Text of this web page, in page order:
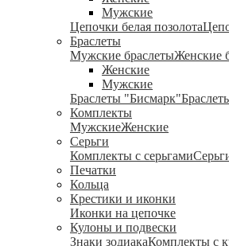
Мужские
Цепочки белая позолота
Браслеты
Мужские браслетыЖенские
Женские
Мужские
Браслеты "Бисмарк"
Комплекты
МужскиеЖенские
Серьги
Комплекты с серьгами
Печатки
Кольца
Крестики и иконки
Иконки на цепочке
Кулоны и подвески
Знаки зодиакаКомплекты с